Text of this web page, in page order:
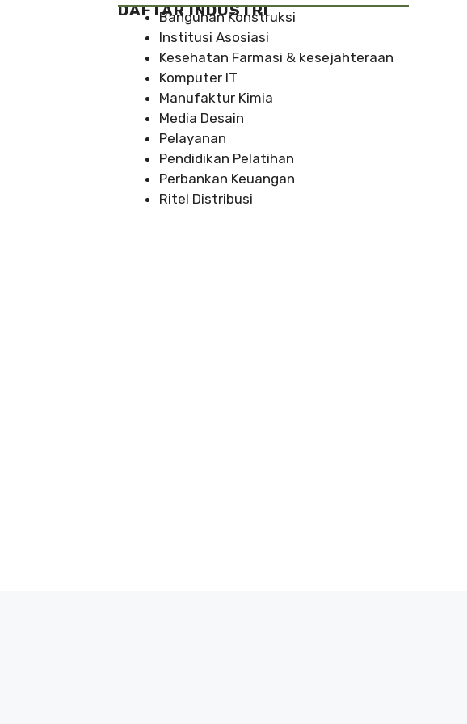
DAFTAR INDUSTRI
Bangunan Konstruksi
Institusi Asosiasi
Kesehatan Farmasi & kesejahteraan
Komputer IT
Manufaktur Kimia
Media Desain
Pelayanan
Pendidikan Pelatihan
Perbankan Keuangan
Ritel Distribusi